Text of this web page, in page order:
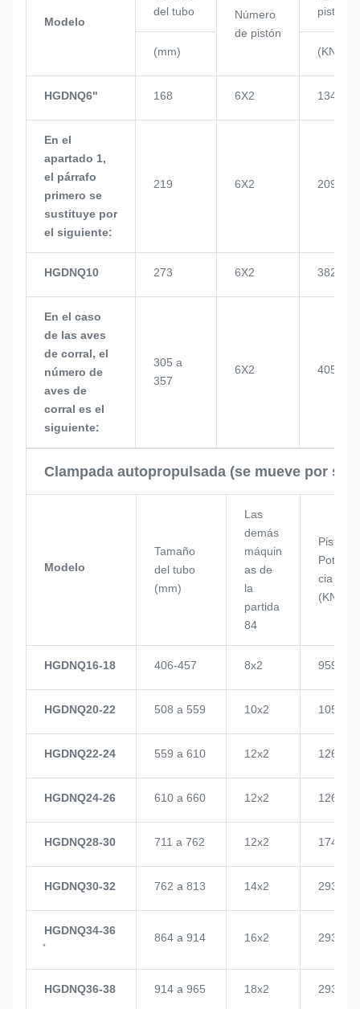
Modelo
del tubo
Número
de pistón
pistón
(mm) (KN)
HGDNQ6" 168 6X2 134
En el
apartado 1,
el párrafo
primero se
sustituye por
el siguiente:
219 6X2 209
HGDNQ10 273 6X2 382
En el caso
de las aves
de corral, el
número de
aves de
corral es el
siguiente:
305 a
357
6X2 405
Clampada autopropulsada (se mueve por su
Modelo
Tamaño
del tubo
(mm)
Las
demás
máquin
as de
la
partida
84
Pistón
Poten
cia
(KN)
HGDNQ16-18 406-457 8x2 959
HGDNQ20-22 508 a 559 10x2 1057
HGDNQ22-24 559 a 610 12x2 1268
HGDNQ24-26 610 a 660 12x2 1268
HGDNQ28-30 711 a 762 12x2 1748
HGDNQ30-32 762 a 813 14x2 2937
HGDNQ34-36
864 a 914 16x2 2937
HGDNQ36-38 914 a 965 18x2 2937